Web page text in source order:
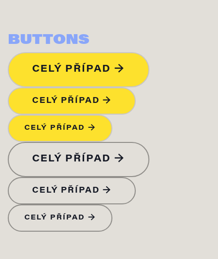
BUTTONS
CELÝ PŘÍPAD →
CELÝ PŘÍPAD →
CELÝ PŘÍPAD →
CELÝ PŘÍPAD →
CELÝ PŘÍPAD →
CELÝ PŘÍPAD →